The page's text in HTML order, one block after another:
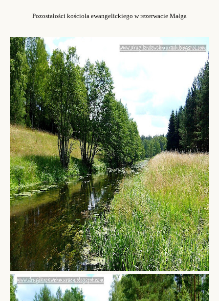
Pozostałości kościoła ewangelickiego w rezerwacie Małga